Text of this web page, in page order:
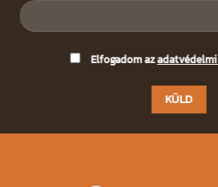
Elfogadom az